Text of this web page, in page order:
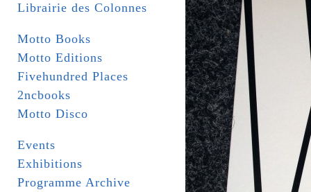
Librairie des Colonnes
Motto Books
Motto Editions
Fivehundred Places
2ncbooks
Motto Disco
Events
Exhibitions
Programme Archive